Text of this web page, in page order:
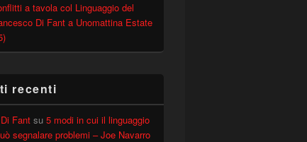
(20-01-2017)
a tavola col Linguaggio del
Di Fant a Unomattina Estate
recenti
Fant su 5 modi in cui il linguaggio
segnalare problemi – Joe Navarro